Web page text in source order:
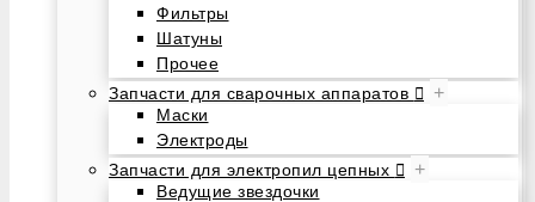
Фильтры
Шатуны
Прочее
Запчасти для сварочных аппаратов
+
Маски
Электроды
Запчасти для электропил цепных
+
Ведущие звездочки